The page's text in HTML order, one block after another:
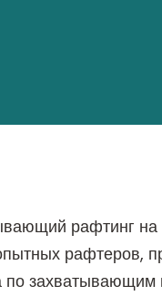
рафтинг
рафтеров,
по захватывающим